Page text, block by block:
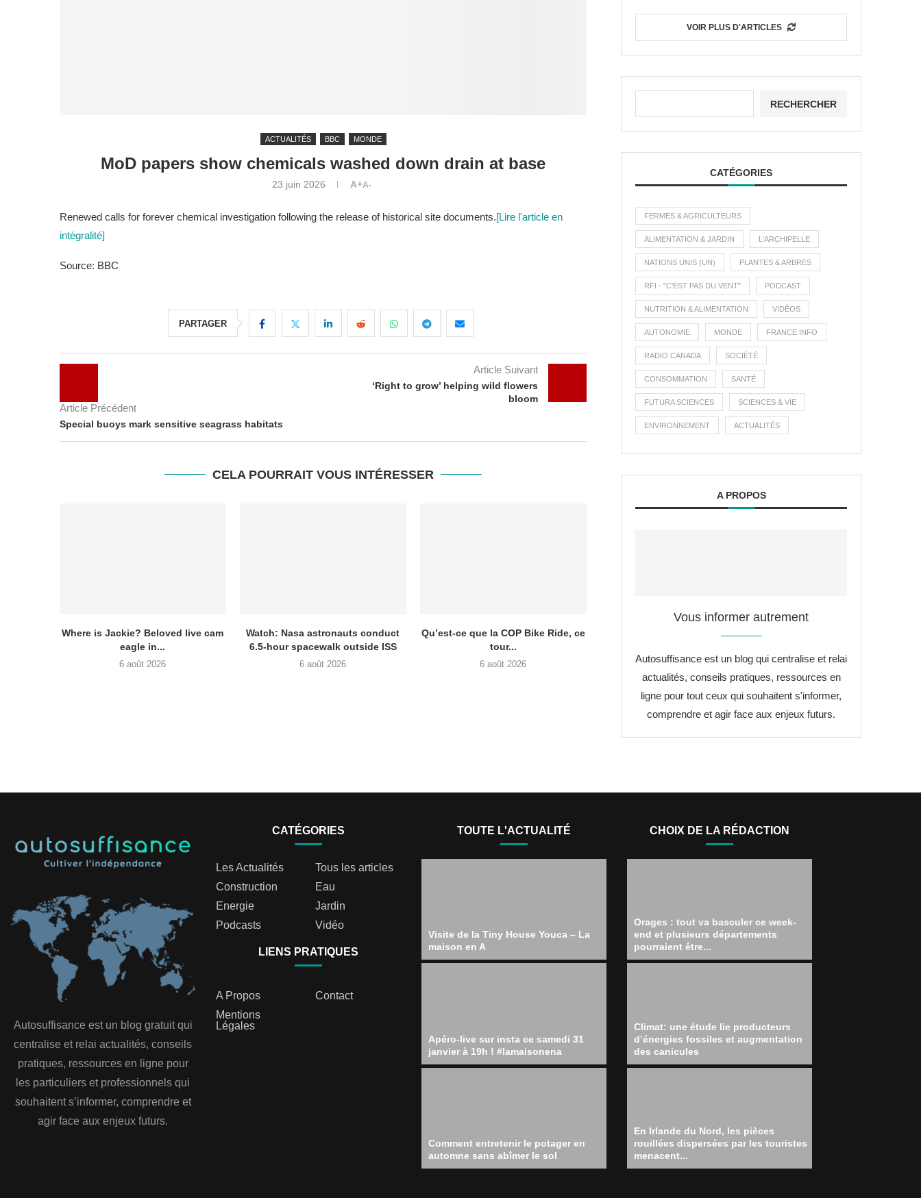
ACTUALITÉS BBC MONDE
MoD papers show chemicals washed down drain at base
23 juin 2026 A+A-
Renewed calls for forever chemical investigation following the release of historical site documents.[Lire l'article en
intégralité]
Source: BBC
PARTAGER
Article Précédent
Special buoys mark sensitive seagrass habitats
Article Suivant
‘Right to grow’ helping wild flowers
bloom
CELA POURRAIT VOUS INTÉRESSER
Where is Jackie? Beloved live cam
eagle in...
6 août 2026
Watch: Nasa astronauts conduct
6.5-hour spacewalk outside ISS
6 août 2026
Qu’est-ce que la COP Bike Ride, ce
tour...
6 août 2026
VOIR PLUS D'ARTICLES
RECHERCHER
CATÉGORIES
FERMES & AGRICULTEURS
ALIMENTATION & JARDIN L'ARCHIPELLE
NATIONS UNIS (UN) PLANTES & ARBRES
RFI - "C'EST PAS DU VENT" PODCAST
NUTRITION & ALIMENTATION VIDÉOS
AUTONOMIE MONDE FRANCE INFO
RADIO CANADA SOCIÉTÉ
CONSOMMATION SANTÉ
FUTURA SCIENCES SCIENCES & VIE
ENVIRONNEMENT ACTUALITÉS
A PROPOS
Vous informer autrement
Autosuffisance est un blog qui centralise et relai
actualités, conseils pratiques, ressources en
ligne pour tout ceux qui souhaitent s'informer,
comprendre et agir face aux enjeux futurs.
Autosuffisance est un blog gratuit qui
centralise et relai actualités, conseils
pratiques, ressources en ligne pour
les particuliers et professionnels qui
souhaitent s’informer, comprendre et
agir face aux enjeux futurs.
CATÉGORIES
Les Actualités
Tous les articles
Construction
Eau
Energie
Jardin
Podcasts
Vidéo
LIENS PRATIQUES
A Propos
Contact
Mentions
Légales
TOUTE L'ACTUALITÉ
Visite de la Tiny House Youca – La
maison en A
Apéro-live sur insta ce samedi 31
janvier à 19h ! #lamaisonena
Comment entretenir le potager en
automne sans abîmer le sol
CHOIX DE LA RÉDACTION
Orages : tout va basculer ce week-
end et plusieurs départements
pourraient être...
Climat: une étude lie producteurs
d’énergies fossiles et augmentation
des canicules
En Irlande du Nord, les pièces
rouillées dispersées par les touristes
menacent...